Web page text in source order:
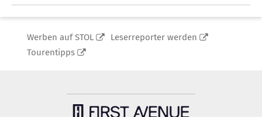
Werben auf STOL
Leserreporter werden
Tourentipps